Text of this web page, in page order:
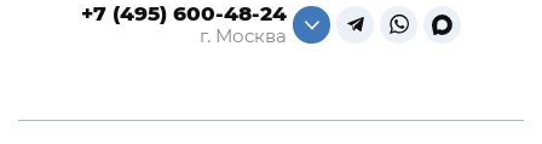
+7 (495) 600-48-24
г. Москва